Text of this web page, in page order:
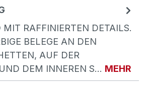
MIT RAFFINIERTEN DETAILS.
BELEGE AN DEN
AUF DER
DEM INNEREN S… MEHR